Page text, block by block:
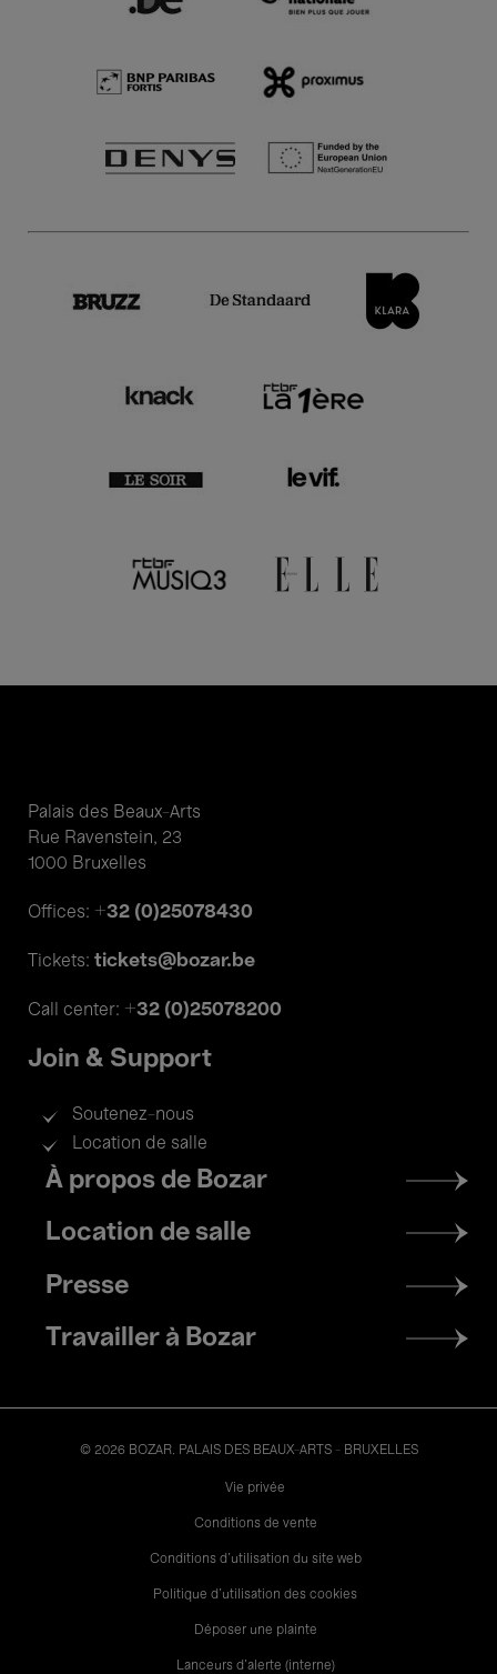
Palais des Beaux-Arts
Rue Ravenstein, 23
1000 Bruxelles
Offices: +32 (0)25078430
Tickets: tickets@bozar.be
Call center: +32 (0)25078200
Join & Support
Soutenez-nous
Location de salle
Footer
menu
À propos de Bozar
Location de salle
Presse
Travailler à Bozar
© 2026 BOZAR. PALAIS DES BEAUX-ARTS - BRUXELLES
Vie privée
Conditions de vente
Conditions d'utilisation du site web
Politique d'utilisation des cookies
Déposer une plainte
Lanceurs d’alerte (interne)